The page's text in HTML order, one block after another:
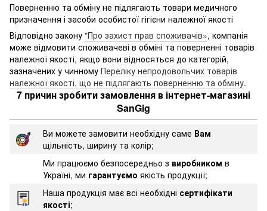
Поверненню та обміну не підлягають товари медичного
призначення і засоби особистої гігієни належної якості
Відповідно закону "Про захист прав споживачів», компанія
може відмовити споживачеві в обміні та поверненні товарів
належної якості, якщо вони відносяться до категорій,
зазначених у чинному Переліку непродовольчих товарів
належної якості, що не підлягають поверненню та обміну.
7 причин зробити замовлення в інтернет-магазині
SanGig
Ви можете замовити необхідну саме Вам
щільність, ширину та колір;
Ми працюємо безпосередньо з виробником в
Україні, ми гарантуємо якість продукції;
Наша продукція має всі необхідні сертифікати
якості;